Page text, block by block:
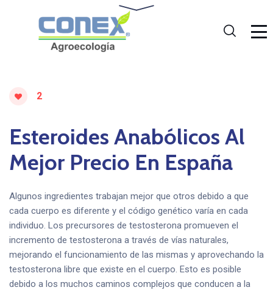
2
Esteroides Anabólicos Al
Mejor Precio En España
Algunos ingredientes trabajan mejor que otros debido a que
cada cuerpo es diferente y el código genético varía en cada
individuo. Los precursores de testosterona promueven el
incremento de testosterona a través de vías naturales,
mejorando el funcionamiento de las mismas y aprovechando la
testosterona libre que existe en el cuerpo. Esto es posible
debido a los muchos caminos complejos que conducen a la